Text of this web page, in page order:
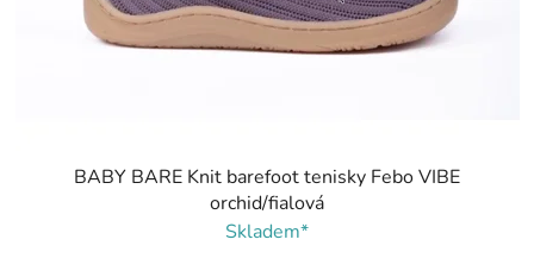
BABY BARE Knit barefoot tenisky Febo VIBE
orchid/fialová
Skladem*